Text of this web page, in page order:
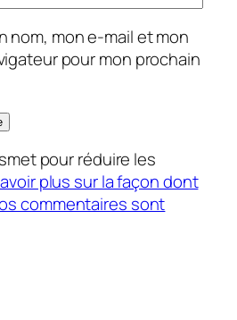
nom, mon e-mail et mon
pour mon prochain
pour réduire les
plus sur la façon dont
commentaires sont